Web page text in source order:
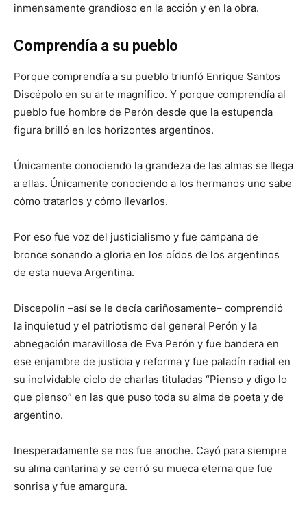
inmensamente grandioso en la acción y en la obra.
Comprendía a su pueblo
Porque comprendía a su pueblo triunfó Enrique Santos
Discépolo en su arte magnífico. Y porque comprendía al
pueblo fue hombre de Perón desde que la estupenda
figura brilló en los horizontes argentinos.
Únicamente conociendo la grandeza de las almas se llega
a ellas. Únicamente conociendo a los hermanos uno sabe
cómo tratarlos y cómo llevarlos.
Por eso fue voz del justicialismo y fue campana de
bronce sonando a gloria en los oídos de los argentinos
de esta nueva Argentina.
Discepolín –así se le decía cariñosamente– comprendió
la inquietud y el patriotismo del general Perón y la
abnegación maravillosa de Eva Perón y fue bandera en
ese enjambre de justicia y reforma y fue paladín radial en
su inolvidable ciclo de charlas tituladas “Pienso y digo lo
que pienso” en las que puso toda su alma de poeta y de
argentino.
Inesperadamente se nos fue anoche. Cayó para siempre
su alma cantarina y se cerró su mueca eterna que fue
sonrisa y fue amargura.